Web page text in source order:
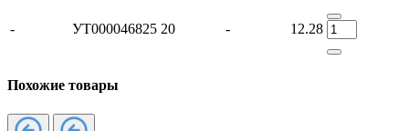
- УТ000046825 20 - 12.28
Похожие товары